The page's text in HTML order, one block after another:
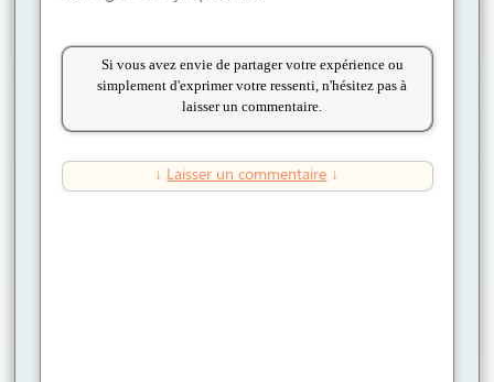
Si vous avez envie de partager votre expérience ou
simplement d'exprimer votre ressenti, n'hésitez pas à
laisser un commentaire.
↓ Laisser un commentaire ↓